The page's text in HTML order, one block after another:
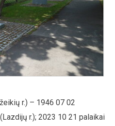
r.) – 1946 07 02
r.); 2023 10 21 palaikai